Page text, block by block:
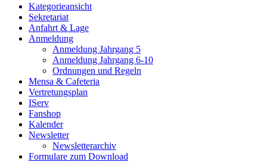
Kategorieansicht
Sekretariat
Anfahrt & Lage
Anmeldung
Anmeldung Jahrgang 5
Anmeldung Jahrgang 6-10
Ordnungen und Regeln
Mensa & Cafeteria
Vertretungsplan
IServ
Fanshop
Kalender
Newsletter
Newsletterarchiv
Formulare zum Download